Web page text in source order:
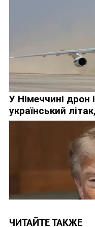
ЧИТАЙТЕ ТАКЖЕ